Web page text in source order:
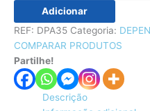
Adicionar
REF: DPA35 Categoria:
COMPARAR PRODUTOS
Partilhe!
Descrição